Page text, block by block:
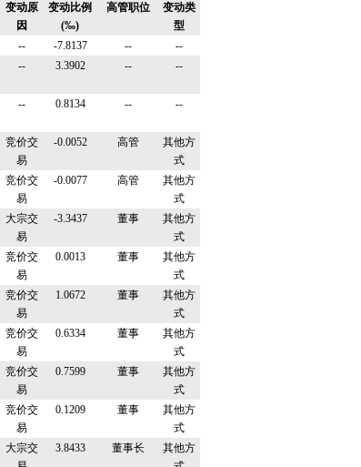
变动原
因
变动比例
(‰)
高管职位
变动类
型
-- -7.8137 --
--
-- 3.3902 -- --
-- 0.8134 -- --
竞价交
易
-0.0052 高管
其他方
式
竞价交
易
-0.0077 高管
其他方
式
大宗交
易
-3.3437 董事
其他方
式
竞价交
易
0.0013 董事
其他方
式
竞价交
易
1.0672 董事
其他方
式
竞价交
易
0.6334 董事
其他方
式
竞价交
易
0.7599 董事
其他方
式
竞价交
易
0.1209 董事
其他方
式
大宗交
3.8433 董事长
其他方